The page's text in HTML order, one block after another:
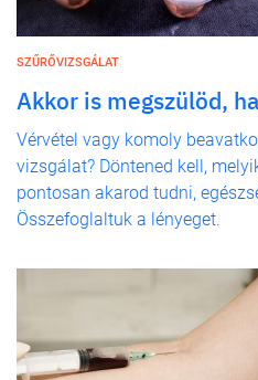
SZŰRŐVIZSGÁLAT
Akkor is megszülöd,
Vérvétel vagy komoly
vizsgálat? Döntened kell,
pontosan akarod tudni,
Összefoglaltuk a lényeget.